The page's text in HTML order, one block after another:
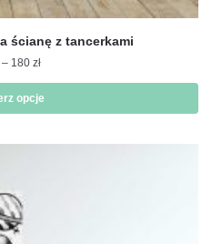
ścianę z tancerkami
– 180 złZakres
od
90 zł
180 zł
opcje
produkt
wiele
wariantów.
Opcje